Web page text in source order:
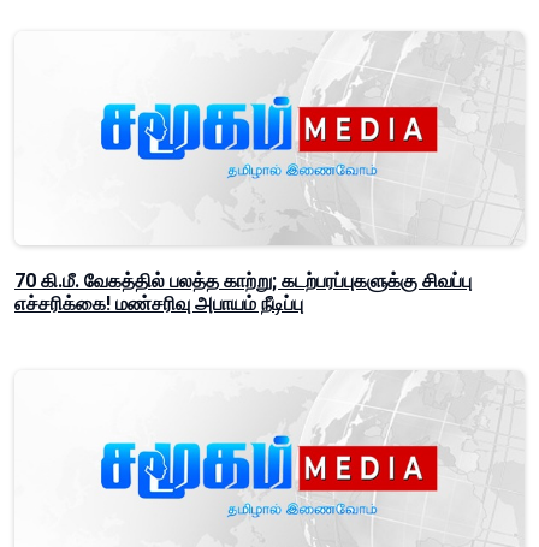
70 கி.மீ. வேகத்தில் பலத்த காற்று; கடற்பரப்புகளுக்கு சிவப்பு
எச்சரிக்கை! மண்சரிவு அபாயம் நீடிப்பு